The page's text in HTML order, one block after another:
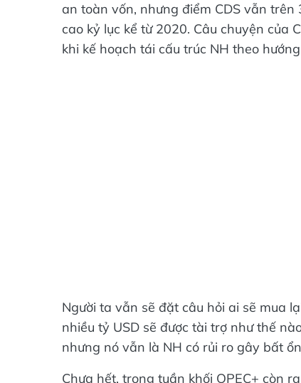
an toàn vốn, nhưng điểm CDS vẫn
cao kỷ lục kể từ 2020. Câu chuyện của
khi kế hoạch tái cấu trúc NH theo
Người ta vẫn sẽ đặt câu hỏi ai sẽ mua
nhiều tỷ USD sẽ được tài trợ như thế
nhưng nó vẫn là NH có rủi ro gây bất
Chưa hết, trong tuần khối OPEC+ còn